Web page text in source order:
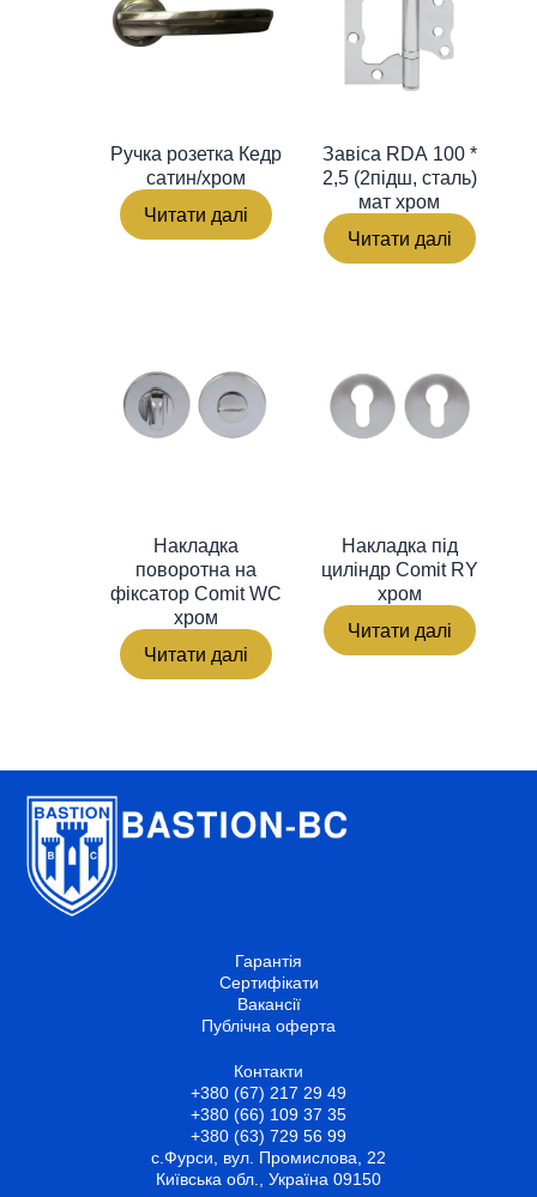
Ручка розетка Кедр
сатин/хром
Читати далі
Завіса RDA 100 *
2,5 (2підш, сталь)
мат хром
Читати далі
Накладка
поворотна на
фіксатор Comit WC
хром
Читати далі
Накладка під
циліндр Comit RY
хром
Читати далі
Гарантія
Сертифікати
Вакансії
Публічна оферта
Контакти
+380 (67) 217 29 49
+380 (66) 109 37 35
+380 (63) 729 56 99
с.Фурси, вул. Промислова, 22
Київська обл., Україна 09150